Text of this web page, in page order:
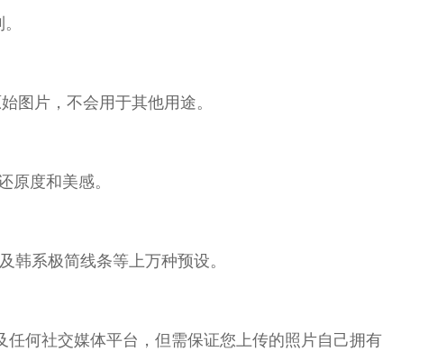
图片，不会用于其他用途。
度和美感。
系极简线条等上万种预设。
何社交媒体平台，但需保证您上传的照片自己拥有